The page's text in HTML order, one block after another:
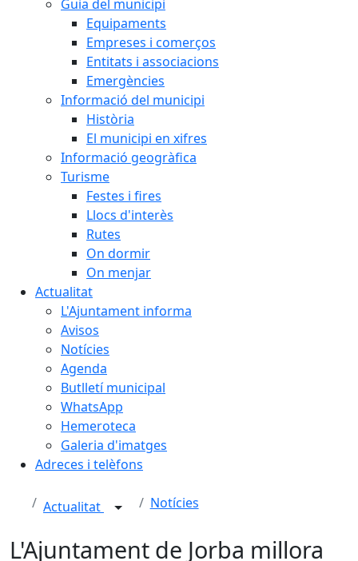
Guia del municipi
Equipaments
Empreses i comerços
Entitats i associacions
Emergències
Informació del municipi
Història
El municipi en xifres
Informació geogràfica
Turisme
Festes i fires
Llocs d'interès
Rutes
On dormir
On menjar
Actualitat
L'Ajuntament informa
Avisos
Notícies
Agenda
Butlletí municipal
WhatsApp
Hemeroteca
Galeria d'imatges
Adreces i telèfons
Actualitat Notícies
L'Ajuntament de Jorba millora